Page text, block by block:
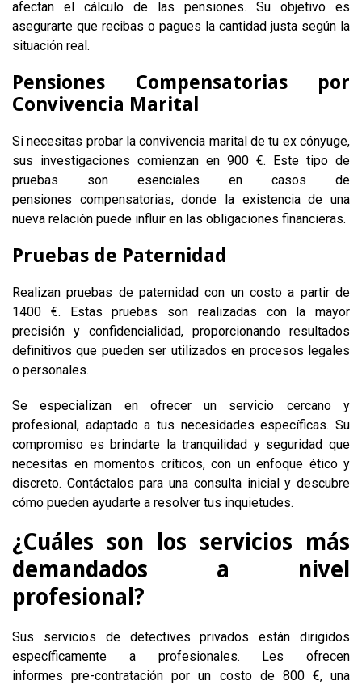
afectan el cálculo de las pensiones. Su objetivo es
asegurarte que recibas o pagues la cantidad justa según la
situación real.
Pensiones Compensatorias por
Convivencia Marital
Si necesitas probar la convivencia marital de tu ex cónyuge,
sus investigaciones comienzan en 900 €. Este tipo de
pruebas son esenciales en casos de
pensiones compensatorias, donde la existencia de una
nueva relación puede influir en las obligaciones financieras.
Pruebas de Paternidad
Realizan pruebas de paternidad con un costo a partir de
1400 €. Estas pruebas son realizadas con la mayor
precisión y confidencialidad, proporcionando resultados
definitivos que pueden ser utilizados en procesos legales
o personales.
Se especializan en ofrecer un servicio cercano y
profesional, adaptado a tus necesidades específicas. Su
compromiso es brindarte la tranquilidad y seguridad que
necesitas en momentos críticos, con un enfoque ético y
discreto. Contáctalos para una consulta inicial y descubre
cómo pueden ayudarte a resolver tus inquietudes.
¿Cuáles son los servicios más
demandados a nivel
profesional?
Sus servicios de detectives privados están dirigidos
específicamente a profesionales. Les ofrecen
informes pre-contratación por un costo de 800 €, una